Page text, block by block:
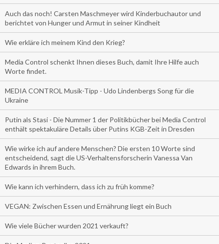
Auch das noch! Carsten Maschmeyer wird Kinderbuchautor und
berichtet von Hunger und Armut in seiner Kindheit
Wie erkläre ich meinem Kind den Krieg?
Media Control schenkt Ihnen dieses Buch, damit Ihre Hilfe auch
Worte findet.
MEDIA CONTROL Musik-Tipp - Udo Lindenbergs Song für die
Ukraine
Putin als Stasi - Die Nummer 1 der Politikbücher bei Media Control
enthält spektakuläre Details über Putins KGB-Zeit in Dresden
Wie wirke ich auf andere Menschen? Die ersten 10 Worte sind
entscheidend, sagt die US-Verhaltensforscherin Vanessa Van
Edwards in ihrem Buch.
Wie kann ich verhindern, dass ich zu früh komme?
VEGAN: Zwischen Essen und Ernährung liegt ein Buch
Wie viele Bücher wurden 2021 verkauft?